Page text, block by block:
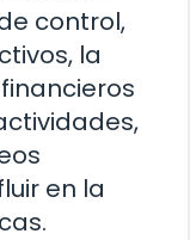
control,
la
en la